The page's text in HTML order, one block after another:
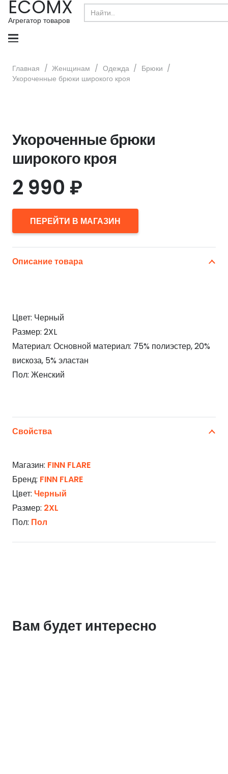
ECOMX
Агрегатор товаров
Search
for:
Главная / Женщинам / Одежда / Брюки /
Укороченные брюки широкого кроя
Укороченные брюки
широкого кроя
2 990 ₽
ПЕРЕЙТИ В МАГАЗИН
Описание товара
Цвет: Черный
Размер: 2XL
Материал: Основной материал: 75% полиэстер, 20%
вискоза, 5% эластан
Пол: Женский
Свойства
Магазин: FINN FLARE
Бренд: FINN FLARE
Цвет: Черный
Размер: 2XL
Пол: Пол
Вам будет интересно